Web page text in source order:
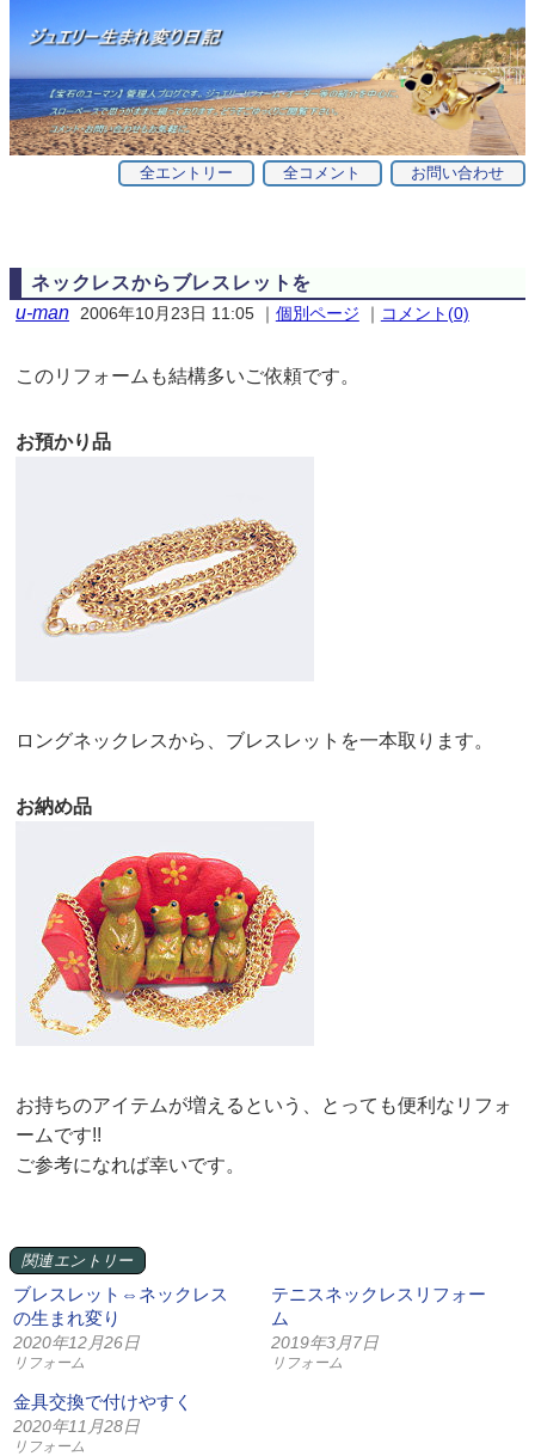
お問い合わせ
全コメント
全エントリー
ネックレスからブレスレットを
u-man 2006年10月23日 11:05｜ 個別ページ ｜ コメント(0)
このリフォームも結構多いご依頼です。
お預かり品
ロングネックレスから、ブレスレットを一本取ります。
お納め品
お持ちのアイテムが増えるという、とっても便利なリフォ
ームです!!
ご参考になれば幸いです。
関連エントリー
ブレスレット⇔ネックレス
の生まれ変り
2020年12月26日
リフォーム
テニスネックレスリフォー
ム
2019年3月7日
リフォーム
金具交換で付けやすく
2020年11月28日
リフォーム